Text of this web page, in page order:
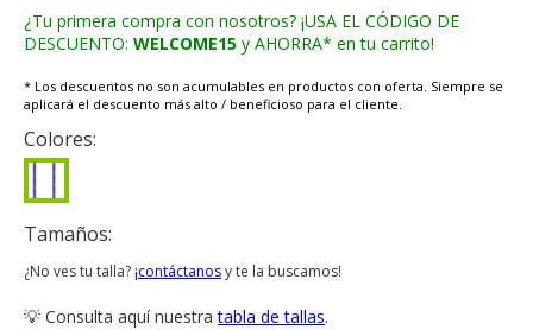
¿Tu primera compra con nosotros? ¡USA EL CÓDIGO DE
DESCUENTO: WELCOME15 y AHORRA* en tu carrito!
* Los descuentos no son acumulables en productos con oferta. Siempre se
aplicará el descuento más alto / beneficioso para el cliente.
Colores:
Tamaños:
¿No ves tu talla?¡contáctanosy te la buscamos!
💡 Consulta aquí nuestratabla de tallas.